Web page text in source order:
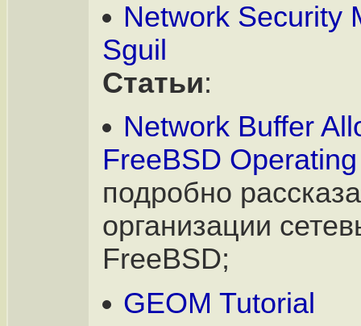
Network Security
Sguil
Статьи:
Network Buffer
FreeBSD
подробно
организации
FreeBSD;
GEOM Tutorial